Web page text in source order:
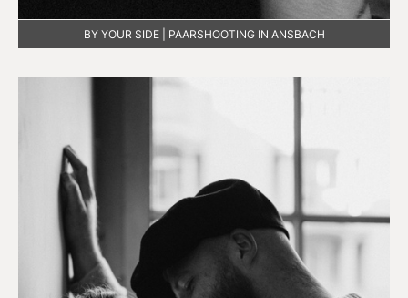
BY YOUR SIDE | PAARSHOOTING IN ANSBACH